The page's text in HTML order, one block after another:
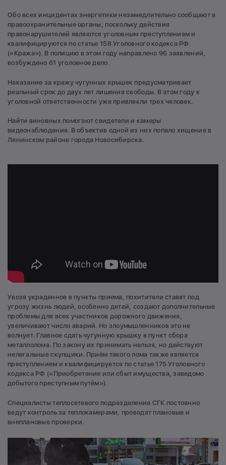
Обо всех инцидентах энергетики незамедлительно сообщают в
правоохранительные органы, поскольку действия
правонарушителей являются уголовным преступлением и
квалифицируются по статье 158 Уголовного кодекса РФ
(«Кража»). В полицию в этом году направлено 96 заявлений,
возбуждено 61 уголовное дело.
Наказание за кражу чугунных крышек предусматривает
реальный срок до двух лет лишения свободы. В этом году к
уголовной ответственности уже привлекли трех человек.
Найти виновных помогают свидетели и камеры
видеонаблюдения. В объектив одной из них попало хищение в
Ленинском районе города Новосибирска.
Увозя украденное в пункты приема, похитители ставят под
угрозу жизнь людей, особенно детей, создают дополнительные
проблемы для всех участников дорожного движения,
увеличивают число аварий. Но злоумышленников это не
волнует. Главное сдать чугунную крышку в пункт сбора
металлолома. По закону их принимать нельзя, но действуют
нелегальные скупщики. Приём такого лома также является
преступлением и квалифицируется по статье 175 Уголовного
кодекса РФ («Приобретение или сбыт имущества, заведомо
добытого преступным путём»).
Специалисты теплосетевого подразделения СГК постоянно
ведут контроль за теплокамерами, проводят плановые и
внеплановые проверки.